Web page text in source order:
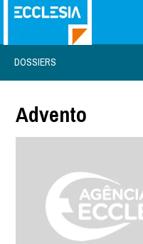
DOSSIERS
Advento